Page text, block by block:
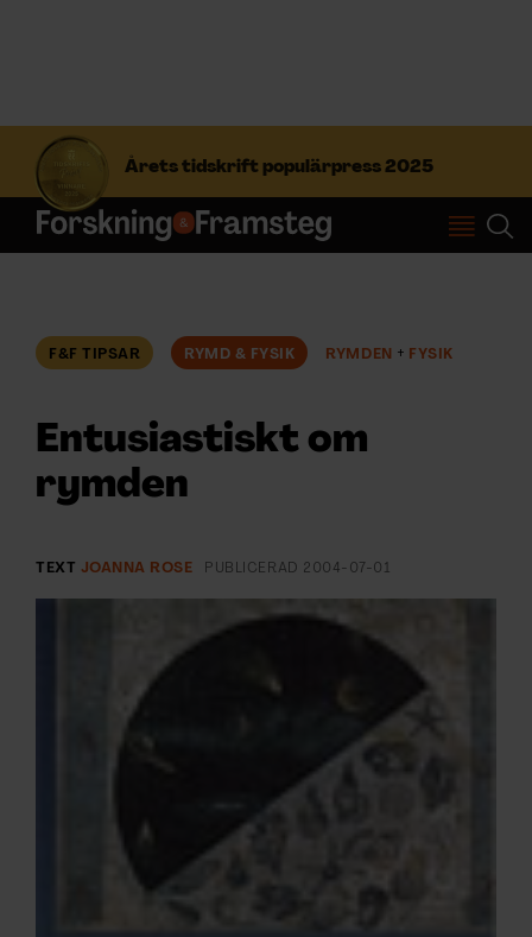
Årets tidskrift populärpress 2025
S
f
t
Prenumerera
ÄMNEN
LYSSNA/PODD
EVENEMANG & RESOR
SKRIV I F&F
PRENUMERERA PÅ F&F
F&F TIPSAR RYMD & FYSIK RYMDEN FYSIK
Entusiastiskt om
rymden
TEXT JOANNA ROSE PUBLICERAD 2004-07-01